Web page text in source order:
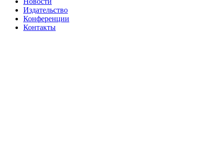
Издательство
Конференции
Контакты